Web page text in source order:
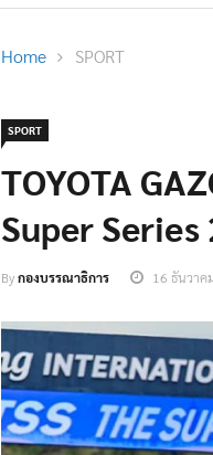
Home SPORT
SPORT
TOYOTA
Super
Byกองบรรณาธิการ 16 ธันวาค